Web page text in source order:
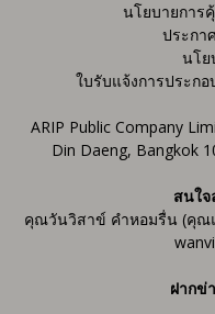
นโยบายการ
ประกา
นโย
ใบรับแจ้งการประก
ARIP Public Company
Din Daeng, Bangkok
สนใ
คุณวันวิสาข์ คำหอมรื่น (คุณ
ฝากข่